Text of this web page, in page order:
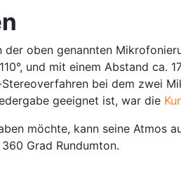
oben genannten
und mit einem Abstand
bei dem zwei
geeignet ist, war die
möchte, kann seine Atmos
Grad Rundumton.